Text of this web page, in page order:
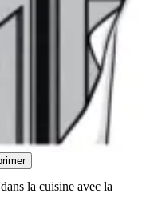
la cuisine avec la